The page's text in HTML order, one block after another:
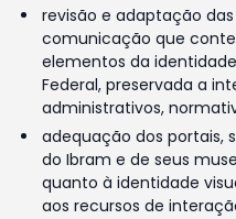
revisão e adaptação
comunicação que
elementos da
Federal, preservada a
administrativos,
adequação dos portais,
do Ibram e de seus
quanto à identidade
aos recursos de